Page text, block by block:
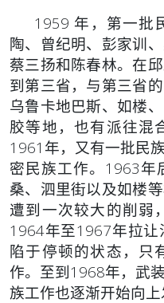
1959 年，第一批
陶、曾纪明、彭家训
蔡三扬和陈春林。在
到第三省，与第三省
乌鲁卡地巴斯、如楼
胶等地，也有派往混
1961年，又有一批民
密民族工作。1963年
桑、泗里街以及如楼
遭到一次较大的削弱
1964年至1967年拉
陷于停顿的状态，只
作。至到1968年， 武
族工作也逐渐开始向上